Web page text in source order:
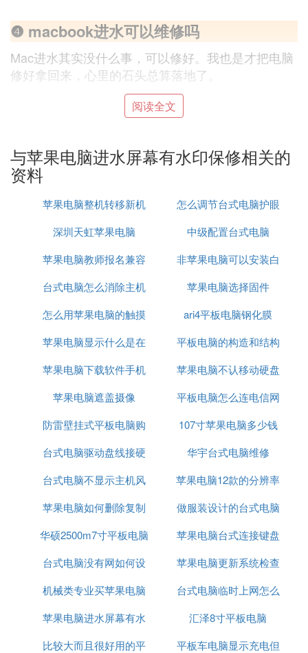
❹ macbook进水可以维修吗
Mac进水其实没什么事，可以修好。我也是才把电脑
修好拿回来，心里的石头总算落地了。
重点: 苹果授权售后很坑爹，不管什么问题，都是换
障，建议直接去找个口碑好的电脑修理店，应该都能
修。
我是吃泡椒鸡爪时把袋子靠在沙发上，下面就是电
脑，过了好一会儿才发现泡椒水顺着电脑进风口流进
应该干了(实在是心大，没常识，应该赶紧关机的)。
晾了几个小时后就拿出来继续写论文，还真正常使用
了一天。第二天电脑快没电了，插上充电器，没一会
儿，USB口就直冒黑烟，一股浓烈的焦味扑鼻而来。
赶紧关机，送到长沙苹果授权信服售后，工作人员直
接收了368元说检测。(这里其实是存在问题的，我先
询问电路板是否有维修的可能，如果不换主板的情况
要修了。工作人员告诉我可以修！先交钱检测定损，
再告诉我具体怎么修，听上去没毛病，我就同意了，
交钱，留下机子，3-5天出结果)
三天后接到电话，告诉我usb接口烧了，主板电路不
稳定，要换主板。？？？接口烧了要四千一百块换主
板。(这时我再次问维修人员，不能换个接口修下电
换。)所以我交的368，你们干了啥？
然后我找了男朋友的朋友，他之前是干维修电脑这行
的，(最开始没找他，是出于对苹果售后的信任，没
想到，太令人失望了！)朋友拿到电脑，当即拆开后
盖，检测电压，说是5v短路，小问题，只要cpu不烧
问题就不大，都能修。（具体的我一文科生也不太
阅读全文
与苹果电脑进水屏幕有水印保修相关的
资料
苹果电脑整机转移新机
怎么调节台式电脑护眼
深圳天虹苹果电脑
中级配置台式电脑
苹果电脑教师报名兼容
性
非苹果电脑可以安装白
苹果系统么
台式电脑怎么消除主机
消声
苹果电脑选择固件
怎么用苹果电脑的触摸
板点击选择
ari4平板电脑钢化膜
苹果电脑显示什么是在
充电
平板电脑的构造和结构
苹果电脑下载软件手机
也下载
苹果电脑不认移动硬盘
的解决方法
苹果电脑遮盖摄像
平板电脑怎么连电信网
络
防雷壁挂式平板电脑购
买
107寸苹果电脑多少钱
台式电脑驱动盘线接硬
盘可以吗
华宇台式电脑维修
台式电脑不显示主机风
扇嗡嗡响
苹果电脑12款的分辨率
苹果电脑如何删除复制
副本
做服装设计的台式电脑
华硕2500m7寸平板电脑
苹果电脑台式连接键盘
台式电脑没有网如何设
置
苹果电脑更新系统检查
软件更新时出错
机械类专业买苹果电脑
台式电脑临时上网怎么
解决
苹果电脑进水屏幕有水
印保修
汇泽8寸平板电脑
比较大而且很好用的平
平板车电脑显示充电但